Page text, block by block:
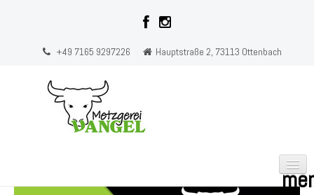
+49 7165 9297226 Hauptstraße 2, 73113 Ottenbach